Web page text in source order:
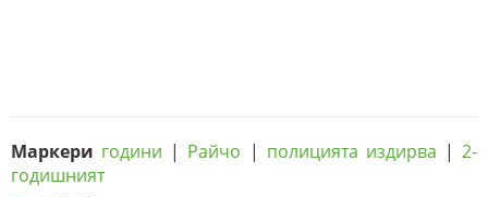
Маркери години | Райчо | полицията издирва | 2-
годишният